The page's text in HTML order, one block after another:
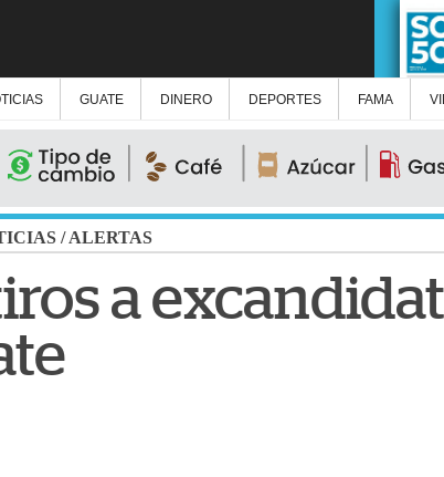
GUATE DINERO DEPORTES FAMA
/ALERTAS
a